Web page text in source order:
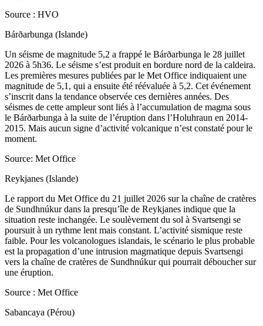
Source : HVO
Bárðarbunga (Islande)
Un séisme de magnitude 5,2 a frappé le Bárðarbunga le 28 juillet
2026 à 5h36. Le séisme s’est produit en bordure nord de la caldeira.
Les premières mesures publiées par le Met Office indiquaient une
magnitude de 5,1, qui a ensuite été réévaluée à 5,2. Cet événement
s’inscrit dans la tendance observée ces dernières années. Des
séismes de cette ampleur sont liés à l’accumulation de magma sous
le Bárðarbunga à la suite de l’éruption dans l’Holuhraun en 2014-
2015. Mais aucun signe d’activité volcanique n’est constaté pour le
moment.
Source: Met Office
Reykjanes (Islande)
Le rapport du Met Office du 21 juillet 2026 sur la chaîne de cratères
de Sundhnúkur dans la presqu’île de Reykjanes indique que la
situation reste inchangée. Le soulèvement du sol à Svartsengi se
poursuit à un rythme lent mais constant. L’activité sismique reste
faible. Pour les volcanologues islandais, le scénario le plus probable
est la propagation d’une intrusion magmatique depuis Svartsengi
vers la chaîne de cratères de Sundhnúkur qui pourrait déboucher sur
une éruption.
Source : Met Office
Sabancaya (Pérou)